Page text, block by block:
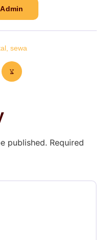
sewa
published. Required